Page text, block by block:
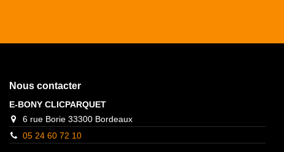
Nous contacter
E-BONY CLICPARQUET
6 rue Borie 33300 Bordeaux
05 24 60 72 10